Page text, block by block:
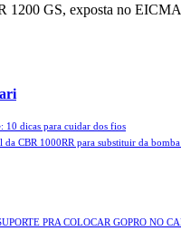
1200 GS, exposta no
10 dicas para cuidar dos fios
da CBR 1000RR para substituir da
PRA COLOCAR GOPRO NO